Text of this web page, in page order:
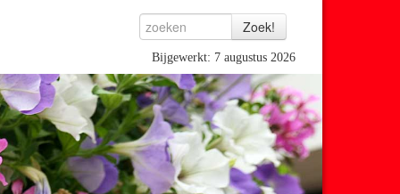
Bijgewerkt: 7 augustus 2026